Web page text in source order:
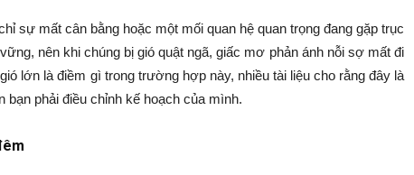
sự mất cân bằng hoặc một mối quan hệ quan trọng đang gặp trục
nên khi chúng bị gió quật ngã, giấc mơ phản ánh nỗi sợ mất đi
lớn là điềm gì trong trường hợp này, nhiều tài liệu cho rằng đây là
bạn phải điều chỉnh kế hoạch của mình.